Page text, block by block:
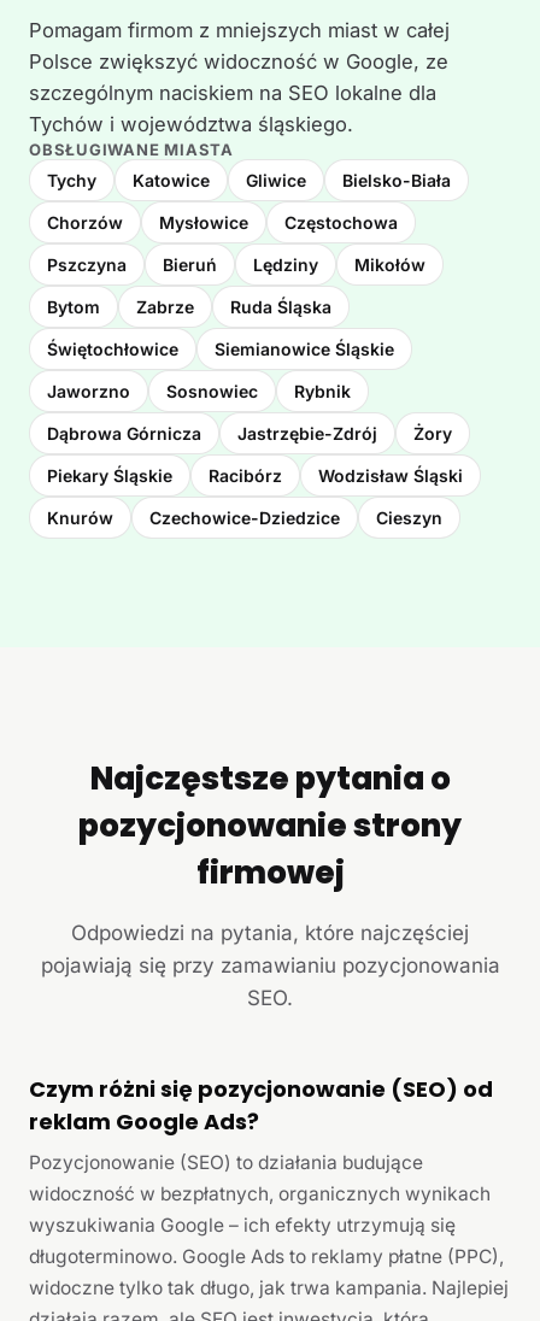
Pomagam firmom z mniejszych miast w całej
Polsce zwiększyć widoczność w Google, ze
szczególnym naciskiem na SEO lokalne dla
Tychów i województwa śląskiego.
OBSŁUGIWANE MIASTA
Tychy Katowice Gliwice Bielsko-Biała
Chorzów Mysłowice Częstochowa
Pszczyna Bieruń Lędziny Mikołów
Bytom Zabrze Ruda Śląska
Świętochłowice Siemianowice Śląskie
Jaworzno Sosnowiec Rybnik
Dąbrowa Górnicza Jastrzębie-Zdrój Żory
Piekary Śląskie Racibórz Wodzisław Śląski
Knurów Czechowice-Dziedzice Cieszyn
Najczęstsze pytania o
pozycjonowanie strony
firmowej
Odpowiedzi na pytania, które najczęściej
pojawiają się przy zamawianiu pozycjonowania
SEO.
Czym różni się pozycjonowanie (SEO) od
reklam Google Ads?
Pozycjonowanie (SEO) to działania budujące
widoczność w bezpłatnych, organicznych wynikach
wyszukiwania Google – ich efekty utrzymują się
długoterminowo. Google Ads to reklamy płatne (PPC),
widoczne tylko tak długo, jak trwa kampania. Najlepiej